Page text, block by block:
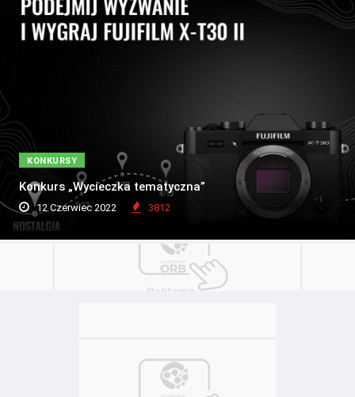
KONKURSY
Konkurs „Wycieczka tematyczna”
12 Czerwiec 2022 3812